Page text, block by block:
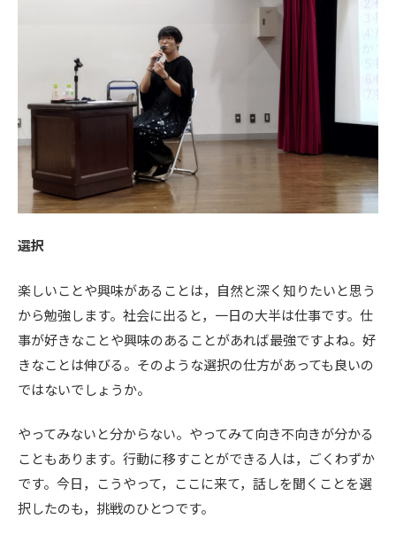
選択
楽しいことや興味があることは，自然と深く知りたいと思う
から勉強します。社会に出ると，一日の大半は仕事です。仕
事が好きなことや興味のあることがあれば最強ですよね。好
きなことは伸びる。そのような選択の仕方があっても良いの
ではないでしょうか。
やってみないと分からない。やってみて向き不向きが分かる
こともあります。行動に移すことができる人は，ごくわずか
です。今日，こうやって，ここに来て，話しを聞くことを選
択したのも，挑戦のひとつです。